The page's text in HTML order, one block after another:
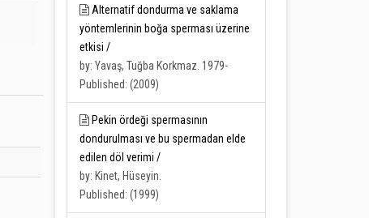
Alternatif dondurma ve saklama
yöntemlerinin boğa sperması üzerine
etkisi /
by: Yavaş, Tuğba Korkmaz. 1979-
Published: (2009)
Pekin ördeği spermasının
dondurulması ve bu spermadan elde
edilen döl verimi /
by: Kinet, Hüseyin.
Published: (1999)